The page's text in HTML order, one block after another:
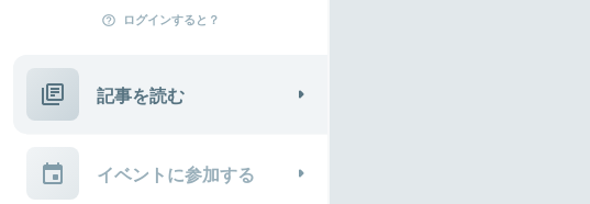
ログインすると？
記事を読む
イベントに参加する